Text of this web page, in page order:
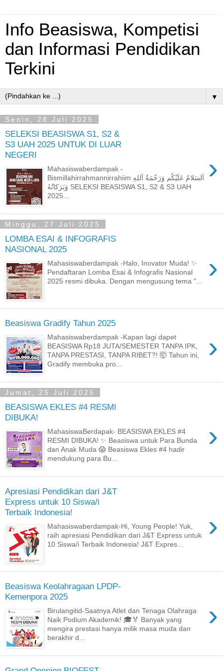
Info Beasiswa, Kompetisi
dan Informasi Pendidikan
Terkini
▼
Senin, 28 Juli 2025
SELEKSI BEASISWA S1, S2 &
S3 UAH 2025 UNTUK DI LUAR
NEGERI
›
Mahasiswaberdampak -
Bismillahirrahmannirrahiim اَلسَلامُ عَلَيْكُم وَرَحْمَةُ اَللهِ
وَبَرَكاتُهُ SELEKSI BEASISWA S1, S2 & S3 UAH
2025...
Minggu, 27 Juli 2025
LOMBA ESAI & INFOGRAFIS
NASIONAL 2025
›
Mahasiswaberdampak -Halo, Inovator Muda! ✨
Pendaftaran Lomba Esai & Infografis Nasional
2025 resmi dibuka. Dengan mengusung tema "...
Beasiswa Gradify Tahun 2025
›
Mahasiswaberdampak -Kapan lagi dapet
BEASISWA Rp18 JUTA/SEMESTER TANPA IPK,
TANPA PRESTASI, TANPA RIBET?! 🤯 Tahun ini,
Gradify membuka pro...
Jumat, 25 Juli 2025
BEASISWA EKLES #4 RESMI
DIBUKA!
›
MahasiswaBerdapak- BEASISWA EKLES #4
RESMI DIBUKA! ✨ Beasiswa untuk Para Bunda
dan Anak Muda 😱 Beasiswa Ekles #4 hadir
mendukung para Bu...
Apresiasi Pendidikan dari J&T
Express untuk 10 Siswa/i
Terbaik Indonesia!
›
Mahasiswaberdampak-Hi, Young People! Yuk,
raih apresiasi Pendidikan dari J&T Express untuk
10 Siswa/i Terbaik Indonesia! J&T Expres...
Beasiswa Keolahragaan LPDP-
Kemenpora 2025
›
Birulangitid-Saatnya Atlet dan Tenaga Olahraga
Naik Podium Akademik! 🎓🏅 Banyak yang
mengira prestasi hanya milik masa muda dan
berakhir d...